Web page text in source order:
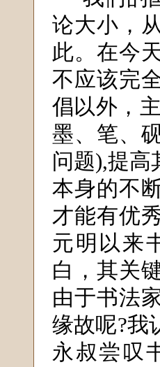
论大小，
此。在今
不应该完
倡以外，
墨、笔、
问题),提高
本身的不
才能有优
元明以来
白，其关
由于书法
缘故呢?我
永叔尝叹